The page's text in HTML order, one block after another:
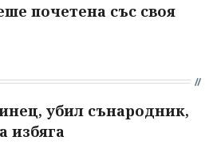
почетена със своя
убил сънародник,
избяга